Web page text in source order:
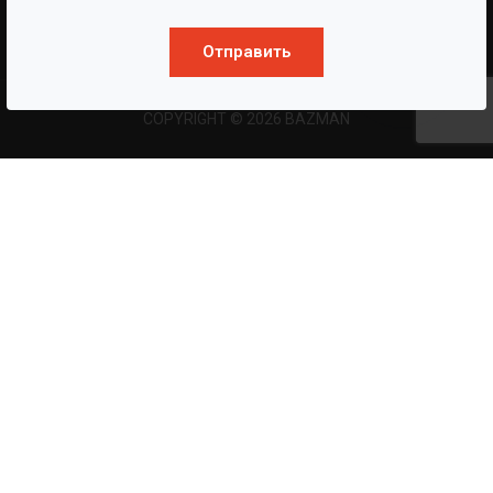
Отправить
COPYRIGHT © 2026 BAZMAN